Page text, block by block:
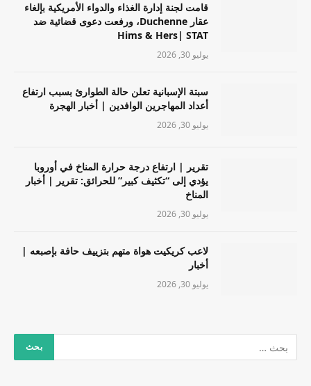
قامت لجنة إدارة الغذاء والدواء الأمريكية بإلغاء
عقار Duchenne، ورفعت دعوى قضائية ضد
Hims & Hers| STAT
يوليو 30, 2026
سبتة الإسبانية تعلن حالة الطوارئ بسبب ارتفاع
أعداد المهاجرين الوافدين | أخبار الهجرة
يوليو 30, 2026
تقرير | ارتفاع درجة حرارة المناخ في أوروبا
يؤدي إلى “تكثيف كبير” للحرائق: تقرير | أخبار
المناخ
يوليو 30, 2026
لاعب كريكيت هواة متهم بتزييف حافة بإصبعه |
أخبار
يوليو 30, 2026